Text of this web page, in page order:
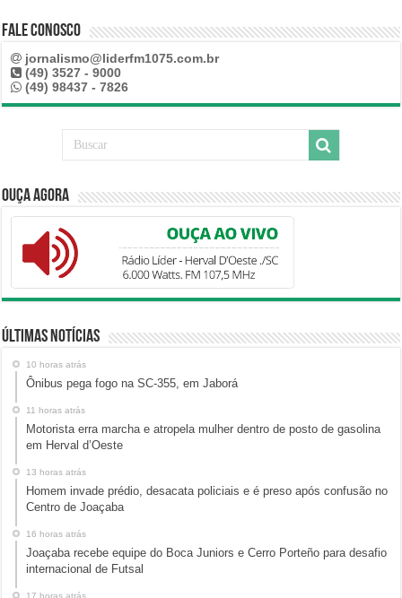
Fale Conosco
jornalismo@liderfm1075.com.br
(49) 3527 - 9000
(49) 98437 - 7826
Ouça Agora
Últimas Notícias
10 horas atrás
Ônibus pega fogo na SC-355, em Jaborá
11 horas atrás
Motorista erra marcha e atropela mulher dentro de posto de gasolina
em Herval d’Oeste
13 horas atrás
Homem invade prédio, desacata policiais e é preso após confusão no
Centro de Joaçaba
16 horas atrás
Joaçaba recebe equipe do Boca Juniors e Cerro Porteño para desafio
internacional de Futsal
17 horas atrás